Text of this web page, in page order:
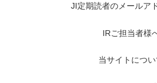
JI定期読者のメールア
IRご担当者様
当サイトについ